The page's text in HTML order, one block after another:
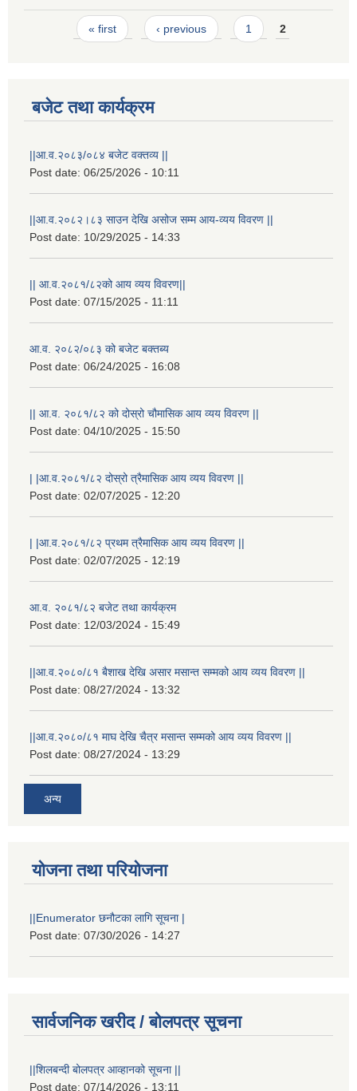
Pages« first ‹ previous 1 2
बजेट तथा कार्यक्रम
||आ.व.२०८३/०८४ बजेट वक्तव्य ||
Post date: 06/25/2026 - 10:11
||आ.व.२०८२।८३ साउन देखि असोज सम्म आय-व्यय विवरण ||
Post date: 10/29/2025 - 14:33
|| आ.व.२०८१/८२को आय व्यय विवरण||
Post date: 07/15/2025 - 11:11
आ.व. २०८२/०८३ को बजेट बक्तब्य
Post date: 06/24/2025 - 16:08
|| आ.व. २०८१/८२ को दोस्रो चौमासिक आय व्यय विवरण ||
Post date: 04/10/2025 - 15:50
| |आ.व.२०८१/८२ दोस्रो त्रैमासिक आय व्यय विवरण ||
Post date: 02/07/2025 - 12:20
| |आ.व.२०८१/८२ प्रथम त्रैमासिक आय व्यय विवरण ||
Post date: 02/07/2025 - 12:19
आ.व. २०८१/८२ बजेट तथा कार्यक्रम
Post date: 12/03/2024 - 15:49
||आ.व.२०८०/८१ बैशाख देखि असार मसान्त सम्मको आय व्यय विवरण ||
Post date: 08/27/2024 - 13:32
||आ.व.२०८०/८१ माघ देखि चैत्र मसान्त सम्मको आय व्यय विवरण ||
Post date: 08/27/2024 - 13:29
अन्य
योजना तथा परियोजना
||Enumerator छनौटका लागि सूचना |
Post date: 07/30/2026 - 14:27
सार्वजनिक खरीद / बोलपत्र सूचना
||शिलबन्दी बोलपत्र आव्हानको सूचना ||
Post date: 07/14/2026 - 13:11